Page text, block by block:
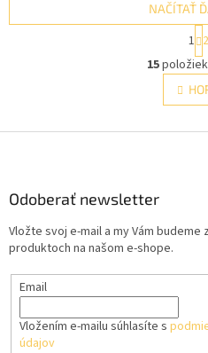
O
v
l
á
r
v
y
p
NAČÍTAŤ
S
t
r
á
n
k
v
1 2
15
Odoberať newsletter
Vložte svoj e-mail a my Vám
produktoch na našom e-shope.
Email
Vložením e-mailu súhlasíte s
údajov